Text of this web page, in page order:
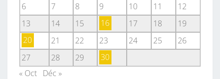
6
7 8 9 10 11
12
13
14 15 16 17 18
19
20
21 22 23 24 25
26
27
28 29
30
« Oct Déc »